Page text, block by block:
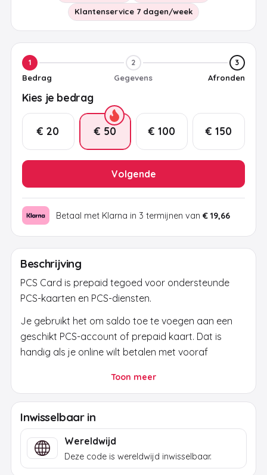
Klantenservice 7 dagen/week
1
Bedrag
2
Gegevens
3
Afronden
Kies je bedrag
€ 20 € 50 € 100 € 150
Volgende
Betaal met Klarna in 3 termijnen van € 19,66
Beschrijving
PCS Card is prepaid tegoed voor ondersteunde
PCS-kaarten en PCS-diensten.
Je gebruikt het om saldo toe te voegen aan een
geschikt PCS-account of prepaid kaart. Dat is
handig als je online wilt betalen met vooraf
Na betaling ontvang je de code per e-mail. Gebruik
hem alleen via PCS of een officiele PCS-
betaalpagina en controleer kaarttype, land,
limieten en verificatie voordat je bevestigt.
Toon meer
Inwisselbaar in
Wereldwijd
Deze code is wereldwijd inwisselbaar.